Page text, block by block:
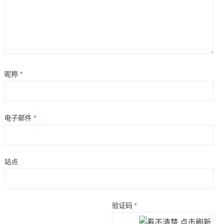
昵称 *
电子邮件 *
站点
验证码*